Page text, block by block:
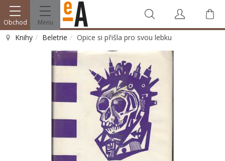
Obchod Menu
Knihy Beletrie Opice si přišla pro svou lebku